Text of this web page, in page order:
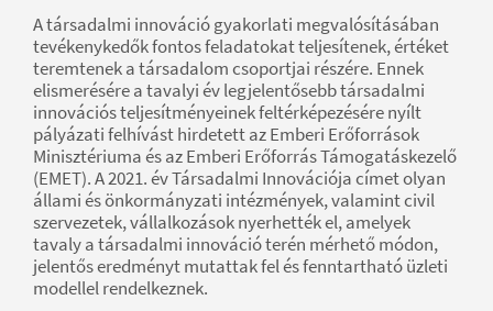
A társadalmi innováció gyakorlati megvalósításában
tevékenykedők fontos feladatokat teljesítenek, értéket
teremtenek a társadalom csoportjai részére. Ennek
elismerésére a tavalyi év legjelentősebb társadalmi
innovációs teljesítményeinek feltérképezésére nyílt
pályázati felhívást hirdetett az Emberi Erőforrások
Minisztériuma és az Emberi Erőforrás Támogatáskezelő
(EMET). A 2021. év Társadalmi Innovációja címet olyan
állami és önkormányzati intézmények, valamint civil
szervezetek, vállalkozások nyerhették el, amelyek
tavaly a társadalmi innováció terén mérhető módon,
jelentős eredményt mutattak fel és fenntartható üzleti
modellel rendelkeznek.